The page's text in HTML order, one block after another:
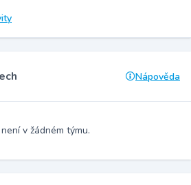
Nápověda
v žádném týmu.